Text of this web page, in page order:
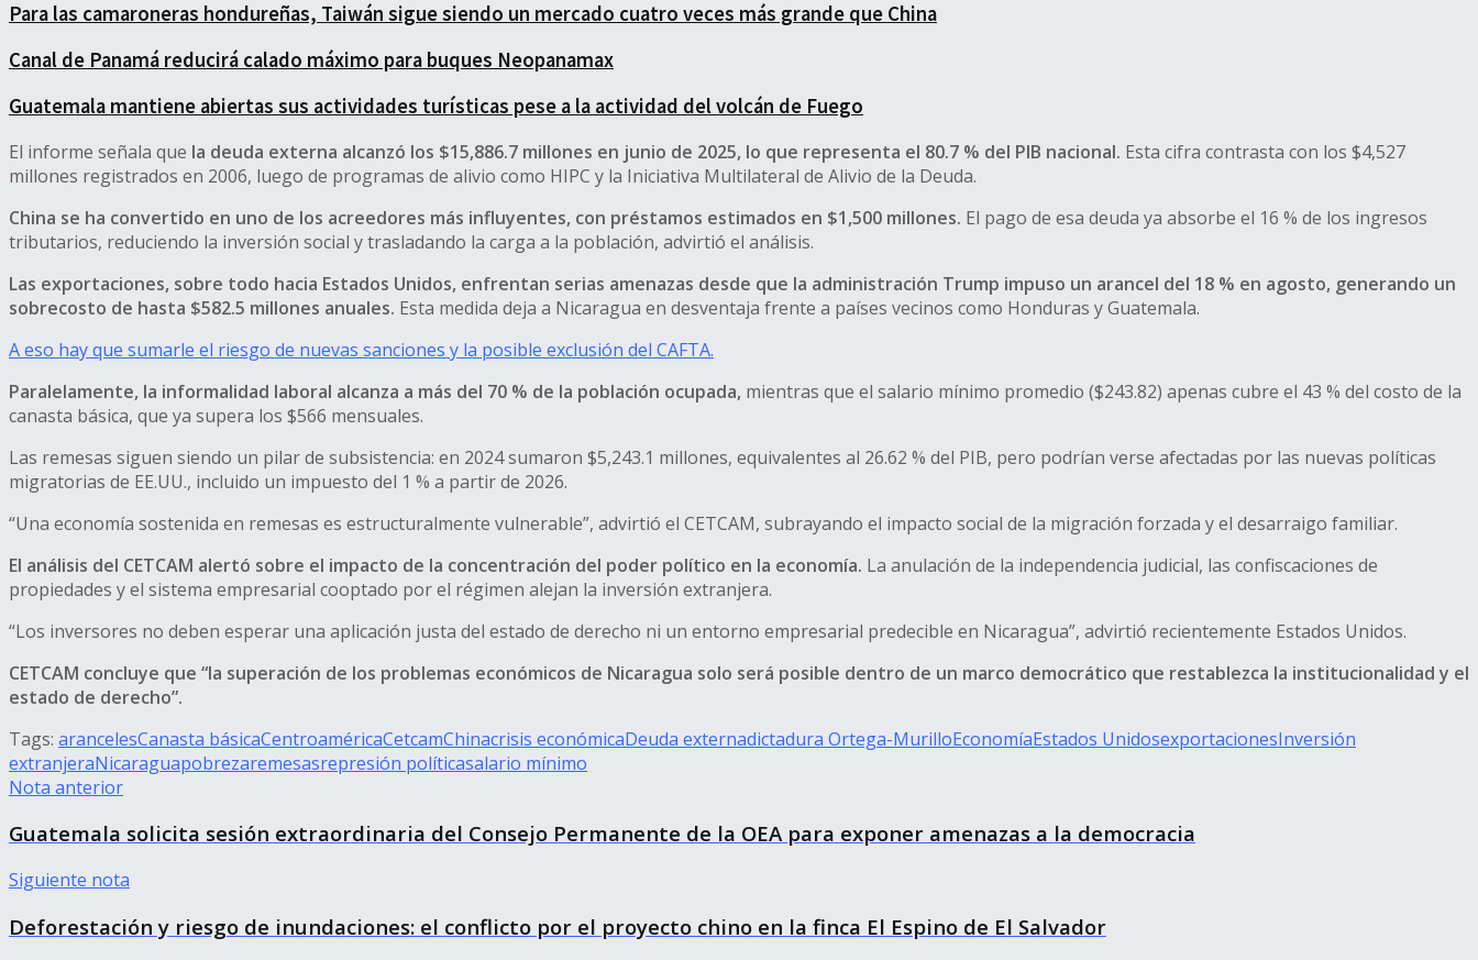
Para las camaroneras hondureñas, Taiwán sigue siendo un mercado cuatro veces más grande que China
Canal de Panamá reducirá calado máximo para buques Neopanamax
Guatemala mantiene abiertas sus actividades turísticas pese a la actividad del volcán de Fuego
El informe señala que la deuda externa alcanzó los $15,886.7 millones en junio de 2025, lo que representa el 80.7 % del PIB nacional. Esta cifra contrasta con los $4,527
millones registrados en 2006, luego de programas de alivio como HIPC y la Iniciativa Multilateral de Alivio de la Deuda.
China se ha convertido en uno de los acreedores más influyentes, con préstamos estimados en $1,500 millones. El pago de esa deuda ya absorbe el 16 % de los ingresos
tributarios, reduciendo la inversión social y trasladando la carga a la población, advirtió el análisis.
Las exportaciones, sobre todo hacia Estados Unidos, enfrentan serias amenazas desde que la administración Trump impuso un arancel del 18 % en agosto, generando un
sobrecosto de hasta $582.5 millones anuales. Esta medida deja a Nicaragua en desventaja frente a países vecinos como Honduras y Guatemala.
A eso hay que sumarle el riesgo de nuevas sanciones y la posible exclusión del CAFTA.
Paralelamente, la informalidad laboral alcanza a más del 70 % de la población ocupada, mientras que el salario mínimo promedio ($243.82) apenas cubre el 43 % del costo de la
canasta básica, que ya supera los $566 mensuales.
Las remesas siguen siendo un pilar de subsistencia: en 2024 sumaron $5,243.1 millones, equivalentes al 26.62 % del PIB, pero podrían verse afectadas por las nuevas políticas
migratorias de EE.UU., incluido un impuesto del 1 % a partir de 2026.
“Una economía sostenida en remesas es estructuralmente vulnerable”, advirtió el CETCAM, subrayando el impacto social de la migración forzada y el desarraigo familiar.
El análisis del CETCAM alertó sobre el impacto de la concentración del poder político en la economía. La anulación de la independencia judicial, las confiscaciones de
propiedades y el sistema empresarial cooptado por el régimen alejan la inversión extranjera.
“Los inversores no deben esperar una aplicación justa del estado de derecho ni un entorno empresarial predecible en Nicaragua”, advirtió recientemente Estados Unidos.
CETCAM concluye que “la superación de los problemas económicos de Nicaragua solo será posible dentro de un marco democrático que restablezca la institucionalidad y el
estado de derecho”.
Tags: arancelesCanasta básicaCentroaméricaCetcamChinacrisis económicaDeuda externadictadura Ortega-MurilloEconomíaEstados UnidosexportacionesInversión
extranjeraNicaraguapobrezaremesasrepresión políticasalario mínimo
Nota anterior
Guatemala solicita sesión extraordinaria del Consejo Permanente de la OEA para exponer amenazas a la democracia
Siguiente nota
Deforestación y riesgo de inundaciones: el conflicto por el proyecto chino en la finca El Espino de El Salvador